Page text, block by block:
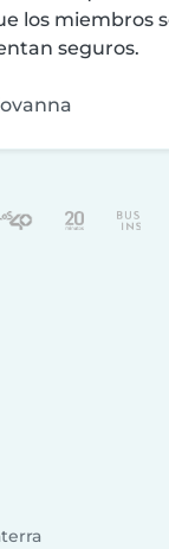
los miembros
seguros.